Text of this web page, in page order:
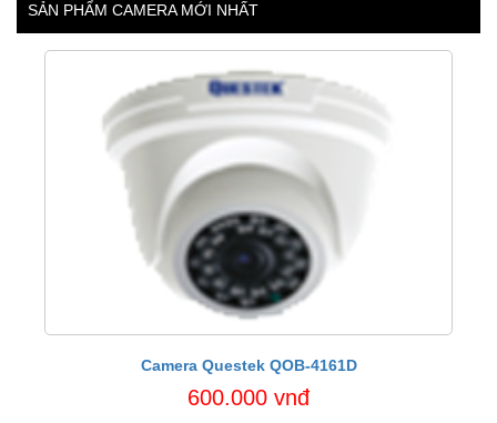
SẢN PHẨM CAMERA MỚI NHẤT
Camera Questek QOB-4161D
600.000 vnđ